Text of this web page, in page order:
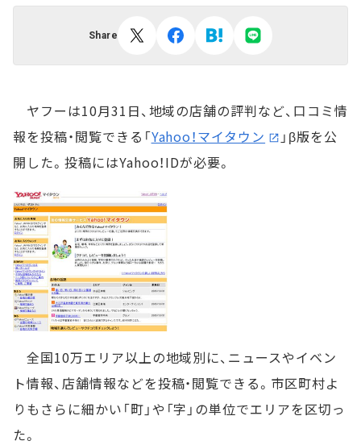
Share
ヤフーは10月31日、地域の店舗の評判など、口コミ情
報を投稿・閲覧できる「Yahoo！マイタウン
」β版を公
開した。投稿にはYahoo！IDが必要。
全国10万エリア以上の地域別に、ニュースやイベン
ト情報、店舗情報などを投稿・閲覧できる。市区町村よ
りもさらに細かい「町」や「字」の単位でエリアを区切っ
た。